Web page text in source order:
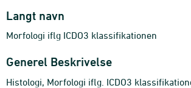
Langt navn
Morfologi iflg ICDO3 klassifikationen
Generel Beskrivelse
Histologi, Morfologi iflg. ICDO3